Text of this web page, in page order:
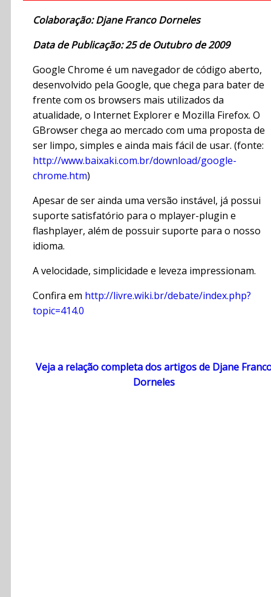
Colaboração: Djane Franco Dorneles
Data de Publicação: 25 de Outubro de 2009
Google Chrome é um navegador de código aberto,
desenvolvido pela Google, que chega para bater de
frente com os browsers mais utilizados da
atualidade, o Internet Explorer e Mozilla Firefox. O
GBrowser chega ao mercado com uma proposta de
ser limpo, simples e ainda mais fácil de usar. (fonte:
http://www.baixaki.com.br/download/google-
chrome.htm)
Apesar de ser ainda uma versão instável, já possui
suporte satisfatório para o mplayer-plugin e
flashplayer, além de possuir suporte para o nosso
idioma.
A velocidade, simplicidade e leveza impressionam.
Confira em http://livre.wiki.br/debate/index.php?
topic=414.0
Veja a relação completa dos artigos de Djane
Dorneles